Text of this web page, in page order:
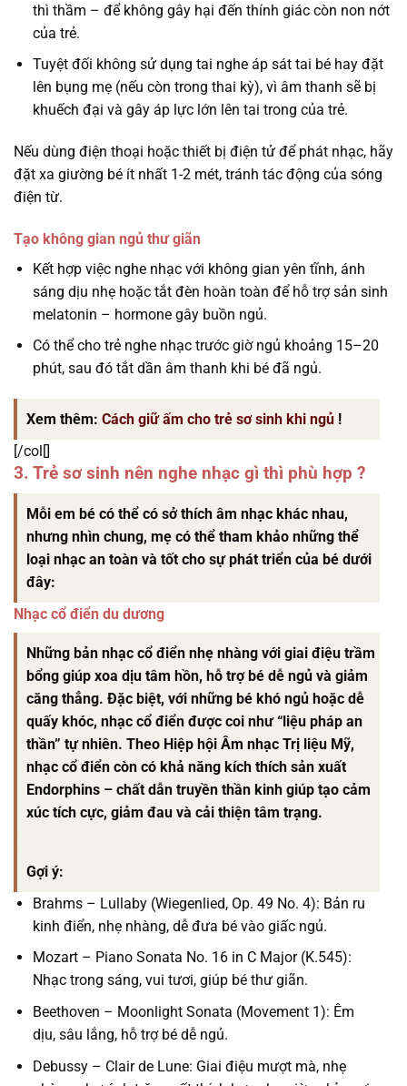
thì thầm – để không gây hại đến thính giác còn non nớt
của trẻ.
Tuyệt đối không sử dụng tai nghe áp sát tai bé hay đặt
lên bụng mẹ (nếu còn trong thai kỳ), vì âm thanh sẽ bị
khuếch đại và gây áp lực lớn lên tai trong của trẻ.
Nếu dùng điện thoại hoặc thiết bị điện tử để phát nhạc, hãy
đặt xa giường bé ít nhất 1-2 mét, tránh tác động của sóng
điện từ.
Tạo không gian ngủ thư giãn
Kết hợp việc nghe nhạc với không gian yên tĩnh, ánh
sáng dịu nhẹ hoặc tắt đèn hoàn toàn để hỗ trợ sản sinh
melatonin – hormone gây buồn ngủ.
Có thể cho trẻ nghe nhạc trước giờ ngủ khoảng 15–20
phút, sau đó tắt dần âm thanh khi bé đã ngủ.
Xem thêm: Cách giữ ấm cho trẻ sơ sinh khi ngủ !
[/col[]
3. Trẻ sơ sinh nên nghe nhạc gì thì phù hợp ?
Mỗi em bé có thể có sở thích âm nhạc khác nhau,
nhưng nhìn chung, mẹ có thể tham khảo những thể
loại nhạc an toàn và tốt cho sự phát triển của bé dưới
đây:
Nhạc cổ điển du dương
Những bản nhạc cổ điển nhẹ nhàng với giai điệu trầm
bổng giúp xoa dịu tâm hồn, hỗ trợ bé dễ ngủ và giảm
căng thẳng. Đặc biệt, với những bé khó ngủ hoặc dễ
quấy khóc, nhạc cổ điển được coi như “liệu pháp an
thần” tự nhiên. Theo Hiệp hội Âm nhạc Trị liệu Mỹ,
nhạc cổ điển còn có khả năng kích thích sản xuất
Endorphins – chất dẫn truyền thần kinh giúp tạo cảm
xúc tích cực, giảm đau và cải thiện tâm trạng.
Gợi ý:
Brahms – Lullaby (Wiegenlied, Op. 49 No. 4): Bản ru
kinh điển, nhẹ nhàng, dễ đưa bé vào giấc ngủ.
Mozart – Piano Sonata No. 16 in C Major (K.545):
Nhạc trong sáng, vui tươi, giúp bé thư giãn.
Beethoven – Moonlight Sonata (Movement 1): Êm
dịu, sâu lắng, hỗ trợ bé dễ ngủ.
Debussy – Clair de Lune: Giai điệu mượt mà, nhẹ